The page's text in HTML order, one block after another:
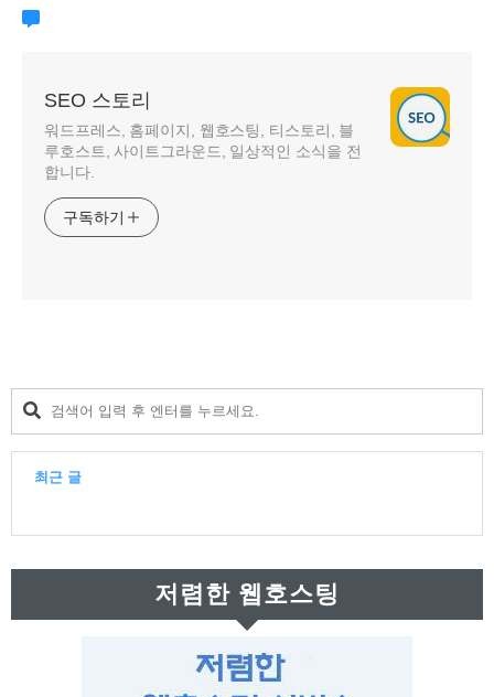
SEO 스토리
워드프레스, 홈페이지, 웹호스팅, 티스토리, 블
루호스트, 사이트그라운드, 일상적인 소식을 전
합니다.
구독하기
최근 글
최
근
저렴한 웹호스팅